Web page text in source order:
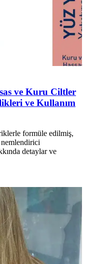
ve Kuru Ciltler
ve Kullanım
formüle edilmiş,
nemlendirici
detaylar ve